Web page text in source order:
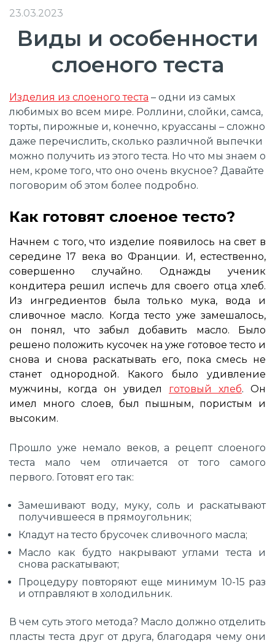
23.03.2023
Виды и особенности
слоеного теста
Изделия из слоеного теста – одни из самых
любимых во всем мире. Роллини, слойки, самса,
торты, пирожные и, конечно, круассаны – сложно
даже перечислить, сколько различной выпечки
можно получить из этого теста. Но что мы знаем о
нем, кроме того, что оно очень вкусное? Давайте
поговорим об этом более подробно.
Как готовят слоеное тесто?
Начнем с того, что изделие появилось на свет в
середине 17 века во Франции. И, естественно,
совершенно случайно. Однажды ученик
кондитера решил испечь для своего отца хлеб.
Из ингредиентов была только мука, вода и
сливочное масло. Когда тесто уже замешалось,
он понял, что забыл добавить масло. Было
решено положить кусочек на уже готовое тесто и
снова и снова раскатывать его, пока смесь не
станет однородной. Какого было удивление
мужчины, когда он увидел готовый хлеб. Он
имел много слоев, был пышным, пористым и
высоким.
Прошло уже немало веков, а рецепт слоеного
теста мало чем отличается от того самого
первого. Готовят его так:
Замешивают воду, муку, соль и раскатывают
получившееся в прямоугольник;
Кладут на тесто брусочек сливочного масла;
Масло как будто накрывают углами теста и
снова раскатывают;
Процедуру повторяют еще минимум 10-15 раз
и отправляют в холодильник.
В чем суть этого метода? Масло должно отделить
пласты теста друг от друга, благодаря чему они